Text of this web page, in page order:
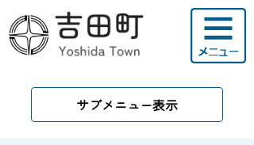
サブメニュー表示